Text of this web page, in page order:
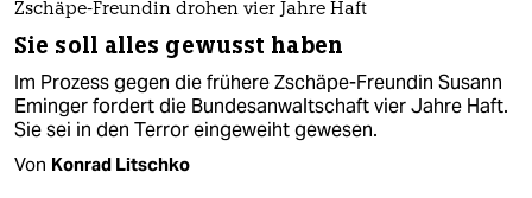
Zschäpe-Freundin drohen vier Jahre Haft
Sie soll alles gewusst haben
Im Prozess gegen die frühere Zschäpe-Freundin Susann
Eminger fordert die Bundesanwaltschaft vier Jahre Haft.
Sie sei in den Terror eingeweiht gewesen.
Von Konrad Litschko